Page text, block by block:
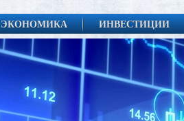
ЭКОНОМИКА ИНВЕСТИЦИИ